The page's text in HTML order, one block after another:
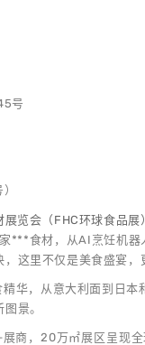
号
***食材，从AI烹饪机
这里不仅是美食盛宴，
华，从意大利面到日
景。
商，20万㎡展区呈现